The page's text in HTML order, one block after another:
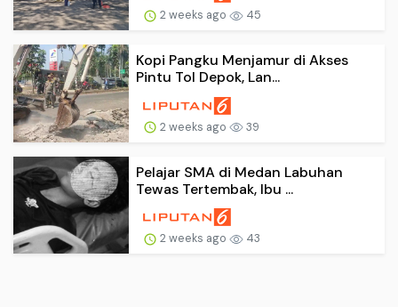
2 weeks ago 45
Kopi Pangku Menjamur di Akses
Pintu Tol Depok, Lan...
2 weeks ago 39
Pelajar SMA di Medan Labuhan
Tewas Tertembak, Ibu ...
2 weeks ago 43